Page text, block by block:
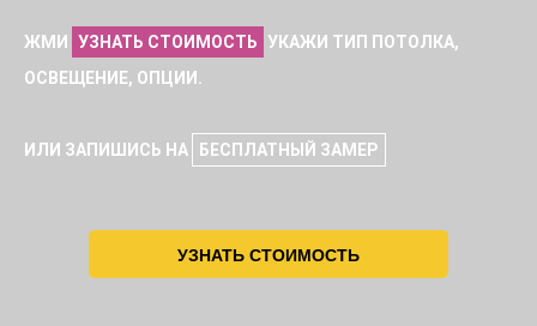
ЖМИ УЗНАТЬ СТОИМОСТЬ
УКАЖИ ТИП ПОТОЛКА,
ОСВЕЩЕНИЕ, ОПЦИИ.
ИЛИ ЗАПИШИСЬ НА БЕСПЛАТНЫЙ ЗАМЕР
УЗНАТЬ СТОИМОСТЬ